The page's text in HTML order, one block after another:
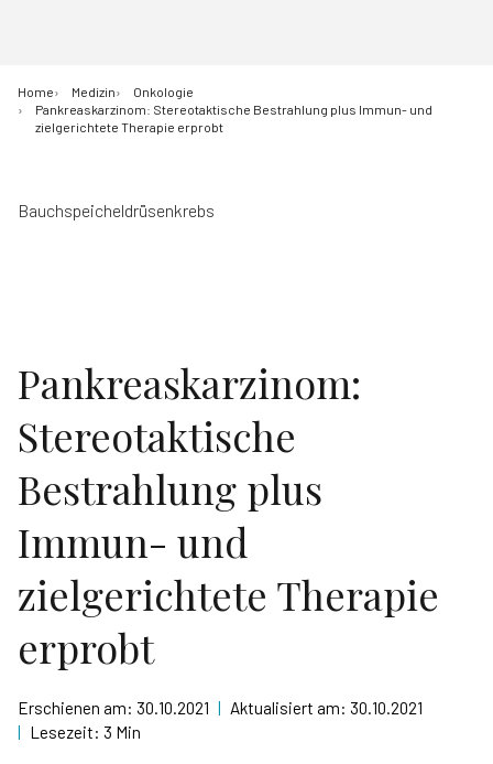
Home Medizin
Onkologie
Pankreaskarzinom: Stereotaktische Bestrahlung plus Immun- und
zielgerichtete Therapie erprobt
Bauchspeicheldrüsenkrebs
Pankreaskarzinom:
Stereotaktische
Bestrahlung plus
Immun- und
zielgerichtete Therapie
erprobt
Erschienen am: 30.10.2021 | Aktualisiert am: 30.10.2021
| Lesezeit: 3 Min